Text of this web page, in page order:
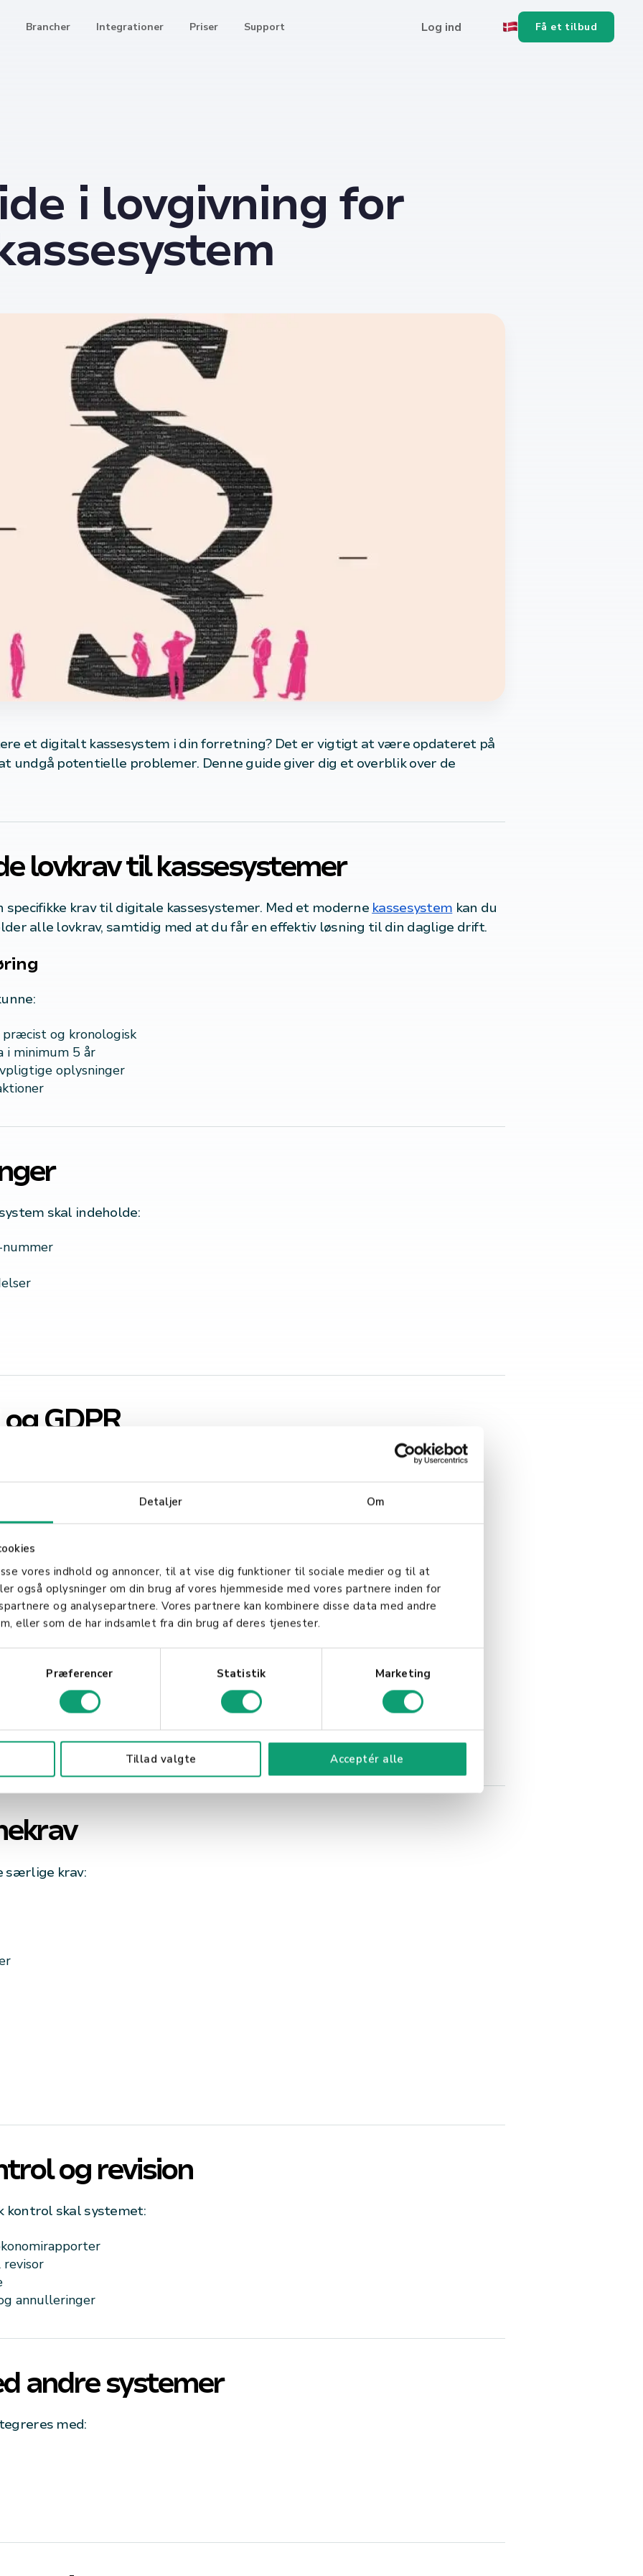
Detaljer Om
vores indhold og annoncer, til at vise dig funktioner til sociale medier og til at
også oplysninger om din brug af vores hjemmeside med vores partnere inden for
og analysepartnere. Vores partnere kan kombinere disse data med andre
eller som de har indsamlet fra din brug af deres tjenester.
Præferencer Statistik Marketing
Tillad valgte Acceptér alle
Brancher Integrationer Priser Support Log ind Få et tilbud
i lovgivning for
et digitalt kassesystem i din forretning? Det er vigtigt at være opdateret på
undgå potentielle problemer. Denne guide giver dig et overblik over de
lovkrav til kassesystemer
krav til digitale kassesystemer. Med et moderne kassesystem kan du
alle lovkrav, samtidig med at du får en effektiv løsning til din daglige drift.
og kronologisk
i minimum 5 år
oplysninger
skal indeholde:
nummer
GDPR
reglerne
og brugerrettigheder
du:
af persondata
data
persondata
særlige krav:
og revision
kontrol skal systemet:
annulleringer
andre systemer
med: